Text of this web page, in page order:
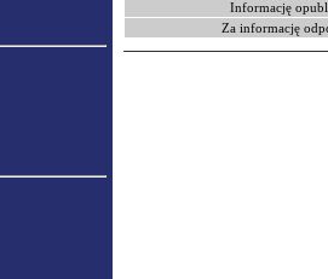
Informację
Za informację